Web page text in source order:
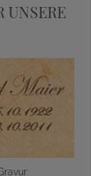
UNSERE